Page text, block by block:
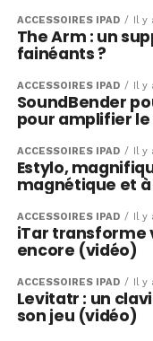
ACCESSOIRES IPAD Il y
The Arm : un
fainéants ?
ACCESSOIRES IPAD Il y
SoundBender
pour amplifier le
ACCESSOIRES IPAD Il y
Estylo,
magnétique et
ACCESSOIRES IPAD Il y
iTar transforme
encore (vidéo)
ACCESSOIRES IPAD Il y
Levitatr : un
son jeu (vidéo)